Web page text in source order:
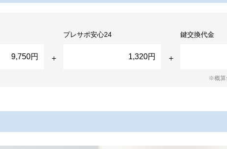
9,750円
プレサポ安心24
1,320円
鍵交換代金
※概算